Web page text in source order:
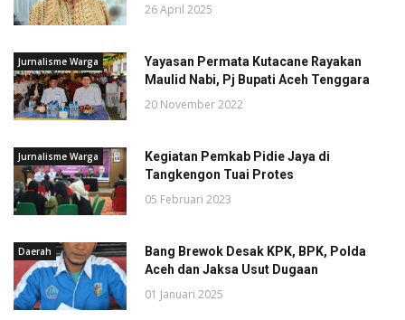
26 April 2025
Jurnalisme Warga
Yayasan Permata Kutacane Rayakan
Maulid Nabi, Pj Bupati Aceh Tenggara
20 November 2022
Jurnalisme Warga
Kegiatan Pemkab Pidie Jaya di
Tangkengon Tuai Protes
05 Februari 2023
Daerah
Bang Brewok Desak KPK, BPK, Polda
Aceh dan Jaksa Usut Dugaan
01 Januari 2025